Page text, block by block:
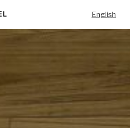
English